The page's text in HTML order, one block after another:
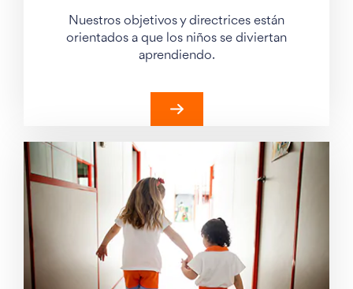
Nuestros objetivos y directrices están
orientados a que los niños se diviertan
aprendiendo.